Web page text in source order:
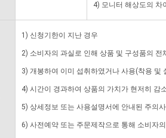
4) 모니터 해상도의 차
1) 신청기한이 지난 경우
2) 소비자의 과실로 인해 상품 및 구성품의
3) 개봉하여 이미 섭취하였거나 사용(착용 및
4) 시간이 경과하여 상품의 가치가 현저히 감
5) 상세정보 또는 사용설명서에 안내된 주의
6) 사전예약 또는 주문제작으로 통해 소비자